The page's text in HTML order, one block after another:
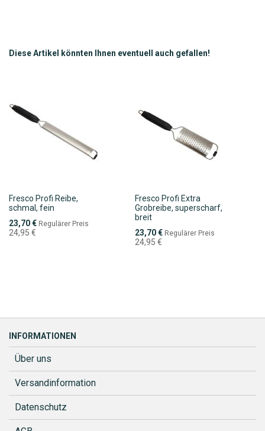
Diese Artikel könnten Ihnen eventuell auch gefallen!
Fresco Profi Reibe,
schmal, fein
Sonderpreis
23,70 € Regulärer Preis
24,95 €
Fresco Profi Extra
Grobreibe, superscharf,
breit
Sonderpreis
23,70 € Regulärer Preis
24,95 €
INFORMATIONEN
Über uns
Versandinformation
Datenschutz